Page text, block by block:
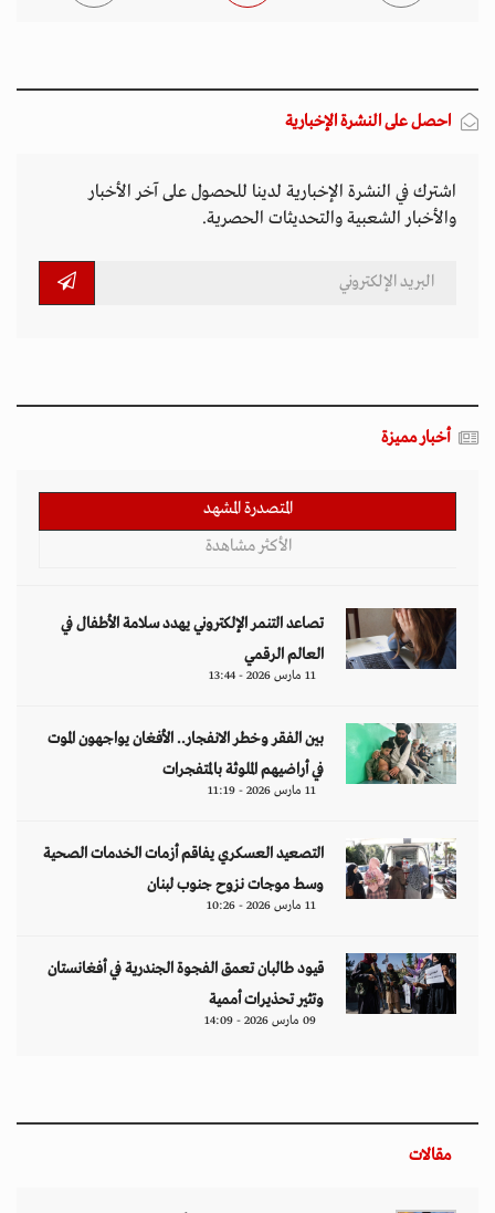
احصل على النشرة الإخبارية
اشترك في النشرة الإخبارية لدينا للحصول على آخر الأخبار
والأخبار الشعبية والتحديثات الحصرية.
أخبار مميزة
المتصدرة المشهد
الأكثر مشاهدة
تصاعد التنمر الإلكتروني يهدد سلامة الأطفال في
العالم الرقمي
11 مارس 2026 - 13:44
بين الفقر وخطر الانفجار.. الأفغان يواجهون الموت
في أراضيهم الملوثة بالمتفجرات
11 مارس 2026 - 11:19
التصعيد العسكري يفاقم أزمات الخدمات الصحية
وسط موجات نزوح جنوب لبنان
11 مارس 2026 - 10:26
قيود طالبان تعمق الفجوة الجندرية في أفغانستان
وتثير تحذيرات أممية
09 مارس 2026 - 14:09
مقالات